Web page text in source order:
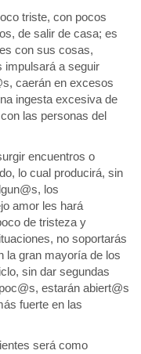
triste, con pocos
de salir de casa; es
con sus cosas,
impulsará a seguir
caerán en excesos
ingesta excesiva de
las personas del
encuentros o
lo cual producirá, sin
los
amor les hará
de tristeza y
no soportarás
la gran mayoría de los
sin dar segundas
estarán abiert@s
fuerte en las
será como